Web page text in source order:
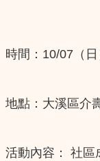
時間：10/07（
地點：大溪區介
活動內容： 社區